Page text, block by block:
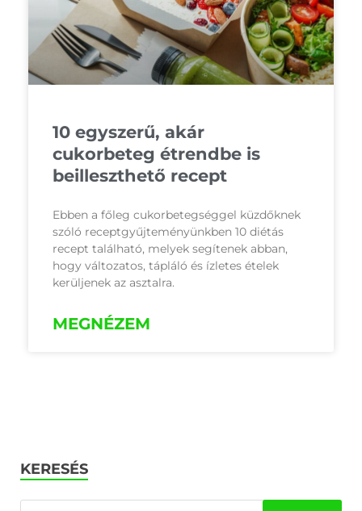
10 egyszerű, akár
cukorbeteg étrendbe is
beilleszthető recept
Ebben a főleg cukorbetegséggel küzdőknek
szóló receptgyűjteményünkben 10 diétás
recept található, melyek segítenek abban,
hogy változatos, tápláló és ízletes ételek
kerüljenek az asztalra.
MEGNÉZEM
KERESÉS